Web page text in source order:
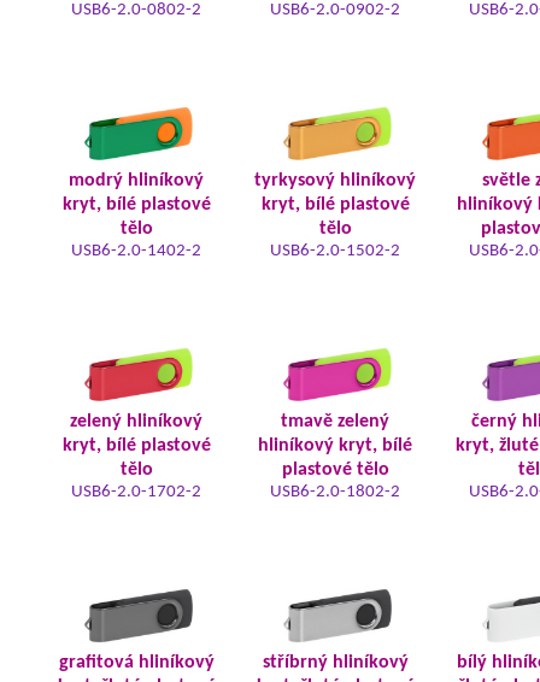
USB6-2.0-0802-2 USB6-2.0-0902-2 USB6-
modrý hliníkový
kryt, bílé plastové
tělo
USB6-2.0-1402-2
tyrkysový hliníkový
kryt, bílé plastové
tělo
USB6-2.0-1502-2
světle
hliníkový
USB6-
zelený hliníkový
kryt, bílé plastové
tělo
USB6-2.0-1702-2
tmavě zelený
hliníkový kryt, bílé
plastové tělo
USB6-2.0-1802-2
černý
kryt,
USB6-
grafitová hliníkový
stříbrný hliníkový
bílý